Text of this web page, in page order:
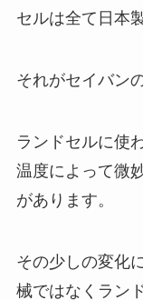
セルは全て日本
それがセイバン
ランドセルに使
温度によって微
があります。
その少しの変化
械ではなくラン